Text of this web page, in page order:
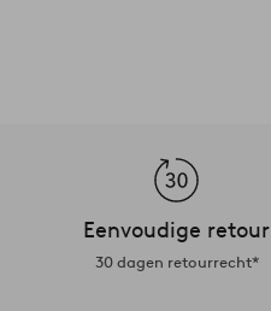
Eenvoudige retour
30 dagen retourrecht*